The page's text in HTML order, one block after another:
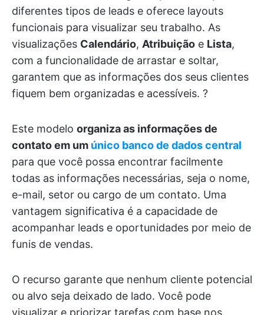
diferentes tipos de leads e oferece layouts
funcionais para visualizar seu trabalho. As
visualizações Calendário, Atribuição e Lista,
com a funcionalidade de arrastar e soltar,
garantem que as informações dos seus clientes
fiquem bem organizadas e acessíveis. ?️
Este modelo organiza as informações de
contato em um único banco de dados central
para que você possa encontrar facilmente
todas as informações necessárias, seja o nome,
e-mail, setor ou cargo de um contato. Uma
vantagem significativa é a capacidade de
acompanhar leads e oportunidades por meio de
funis de vendas.
O recurso garante que nenhum cliente potencial
ou alvo seja deixado de lado. Você pode
visualizar e priorizar tarefas com base nos